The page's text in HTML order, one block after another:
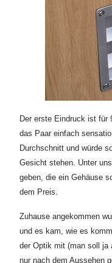
Der erste Eindruck ist für
das Paar einfach
Durchschnitt und würde
Gesicht stehen. Unter
geben, die ein Gehäuse
dem Preis.
Zuhause angekommen
und es kam, wie es
der Optik mit (man soll ja
nur nach dem Aussehen